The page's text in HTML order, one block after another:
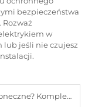
bezpieczeństwa
w
lub jeśli nie czujesz
dotyczący żywotności